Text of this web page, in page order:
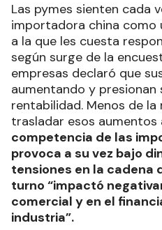
Las pymes sienten cada
importadora china como
a la que les cuesta
según surge de la
empresas declaró que
aumentando y presionan
rentabilidad. Menos de
trasladar esos aumentos
competencia de las
provoca a su vez bajo
tensiones en la cadena
turno “impactó
comercial y en el
industria”.